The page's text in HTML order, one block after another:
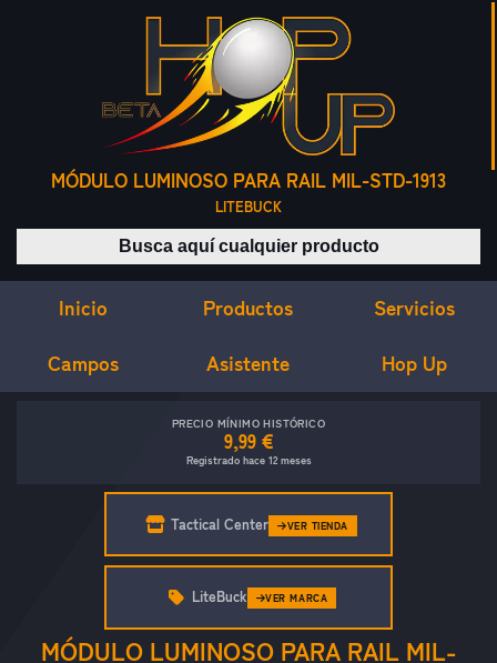
MÓDULO LUMINOSO PARA RAIL MIL-STD-1913
LITEBUCK
Buscar productos
Inicio Productos Servicios
Campos Asistente Hop Up
PRECIO MÍNIMO HISTÓRICO
9,99 €
Registrado hace 12 meses
Tactical Center VER TIENDA
MÓDULO LUMINOSO PARA RAIL MIL-
LiteBuck VER MARCA